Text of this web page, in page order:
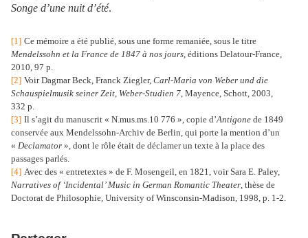
Songe d’une nuit d’été.
[1] Ce mémoire a été publié, sous une forme remaniée, sous le titre
Mendelssohn et la France de 1847 à nos jours, éditions Delatour-France,
2010, 97 p.
[2] Voir Dagmar Beck, Franck Ziegler, Carl-Maria von Weber und die
Schauspielmusik seiner Zeit, Weber-Studien 7, Mayence, Schott, 2003,
332 p.
[3] Il s’agit du manuscrit « N.mus.ms.10 776 », copie d’Antigone de 1849
conservée aux Mendelssohn-Archiv de Berlin, qui porte la mention d’un
« Declamator », dont le rôle était de déclamer un texte à la place des
passages parlés.
[4] Avec des « entretextes » de F. Mosengeil, en 1821, voir Sara E. Paley,
Narratives of ‘Incidental’ Music in German Romantic Theater, thèse de
Doctorat de Philosophie, University of Winsconsin-Madison, 1998, p. 1-2.